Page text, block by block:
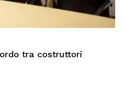
tra costruttori